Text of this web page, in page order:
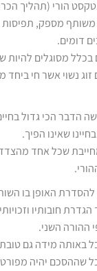
הורי (תהליך
משותף מספק, תפיסות
דומים.
בכלל מסוגלים להיות
נשוי אשר חי
הדבר הכי גדול
שאינו הפיך.
שכל אחד
האופן בו
חובותיו
ההורה השני.
באותה מידה גם
שההסכם יהיה מפורט